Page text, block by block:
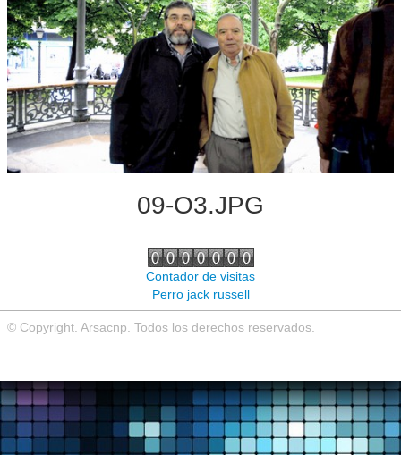
Sistemas Digitales
Noticias de interés
Contacto
09-O3.JPG
Contador de visitas
Perro jack russell
© Copyright. Arsacnp. Todos los derechos reservados.